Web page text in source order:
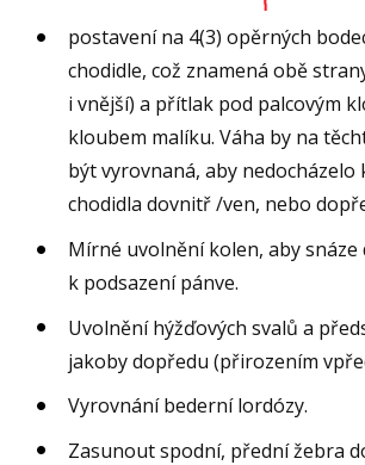
postavení na 4(3) opěrných
chodidle, což znamená obě
i vnější) a přítlak pod palcovým
kloubem malíku. Váha by na
být vyrovnaná, aby nedocházelo
chodidla dovnitř /ven, nebo
Mírné uvolnění kolen, aby snáze
k podsazení pánve.
Uvolnění hýžďových svalů a
jakoby dopředu (přirozením
Vyrovnání bederní lordózy.
Zasunout spodní, přední žebra